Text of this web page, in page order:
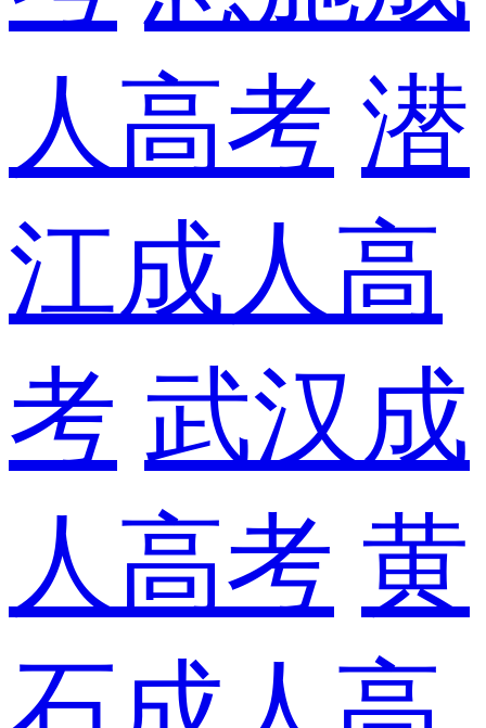
人高考 潜
江成人高
考 武汉成
人高考 黄